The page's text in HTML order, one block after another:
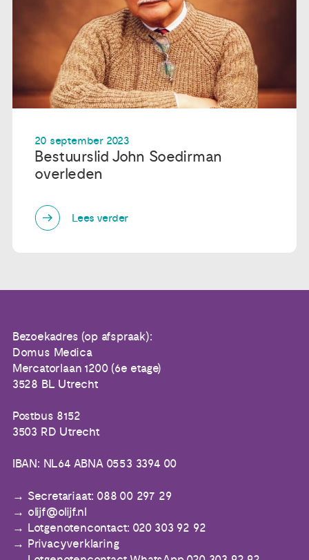
20 september 2023
Bestuurslid John Soedirman
overleden
Lees verder
Bezoekadres (op afspraak):
Domus Medica
Mercatorlaan 1200 (6e etage)
3528 BL Utrecht
Postbus 8152
3503 RD Utrecht
IBAN: NL64 ABNA 0553 3394 00
Secretariaat: 088 00 297 29
olijf@olijf.nl
Lotgenotencontact: 020 303 92 92
Privacyverklaring